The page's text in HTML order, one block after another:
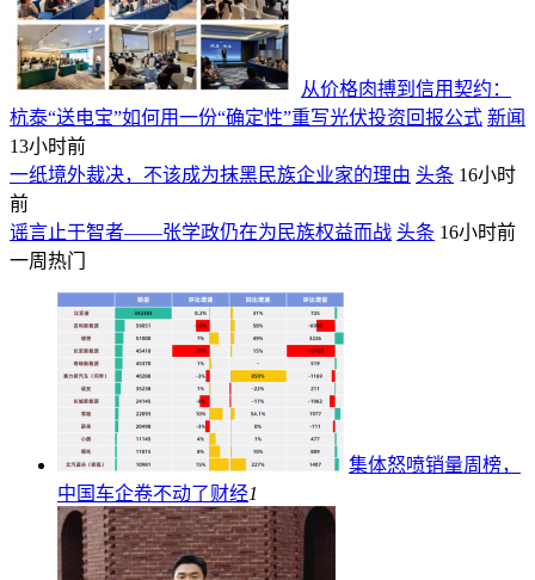
从价格肉搏到信用契约：
杭泰“送电宝”如何用一份“确定性”重写光伏投资回报公式 新闻
13小时前
一纸境外裁决，不该成为抹黑民族企业家的理由 头条 16小时
前
谣言止于智者——张学政仍在为民族权益而战 头条 16小时前
一周热门
集体怒喷销量周榜，
中国车企卷不动了财经1